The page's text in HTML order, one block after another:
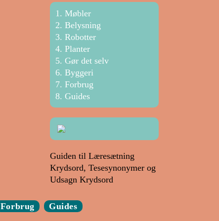
Møbler
Belysning
Robotter
Planter
Gør det selv
Byggeri
Forbrug
Guides
Guiden til Læresætning
Krydsord, Tesesynonymer og
Udsagn Krydsord
Forbrug Guides